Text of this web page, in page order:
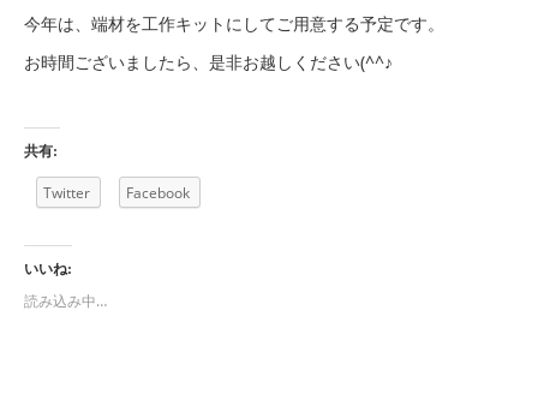
今年は、端材を工作キットにしてご用意する予定です。
お時間ございましたら、是非お越しください(^^♪
共有:
Twitter Facebook
いいね:
読み込み中…